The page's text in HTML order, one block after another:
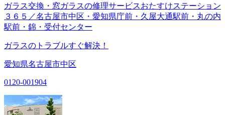
ガラス交換・窓ガラスの修理サービスおたすけステーション
３６５／名古屋市中区・愛知県庁前・久屋大通駅前・丸の内
駅前・錦・受付センター
ガラスのトラブルすぐ解決！
愛知県名古屋市中区
0120-001904